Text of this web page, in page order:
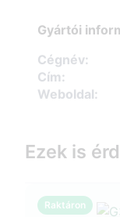
Gyártói
Cégnév:
Cím:
Weboldal:
Ezek is
Raktáron